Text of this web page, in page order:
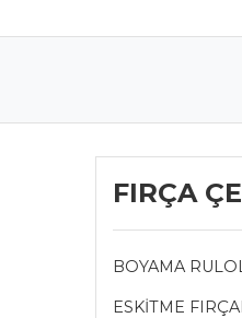
FIRÇA
BOYAMA
ESKİTME